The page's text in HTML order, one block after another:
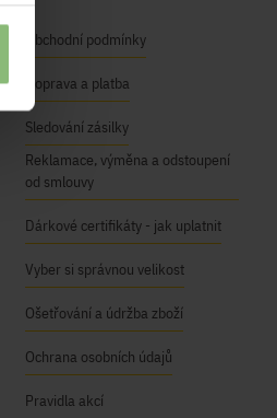
Obchodní podmínky
Doprava a platba
Sledování zásilky
Reklamace, výměna a odstoupení
od smlouvy
Dárkové certifikáty - jak uplatnit
Vyber si správnou velikost
Ošetřování a údržba zboží
Ochrana osobních údajů
Pravidla akcí